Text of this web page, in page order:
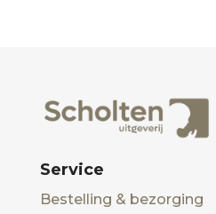
Service
Bestelling & bezorging